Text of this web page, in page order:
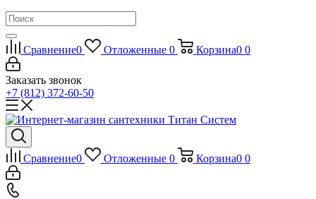
Сравнение0 Отложенные 0 Корзина0 0
Заказать звонок
+7 (812) 372-60-50
Сравнение0 Отложенные 0 Корзина0 0